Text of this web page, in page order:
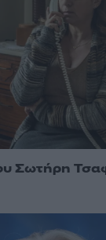
Σωτήρη